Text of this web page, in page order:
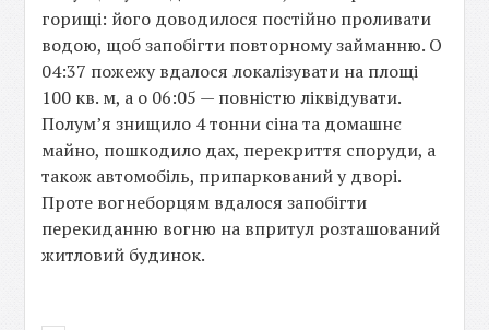
горищі: його доводилося постійно проливати
водою, щоб запобігти повторному займанню. О
04:37 пожежу вдалося локалізувати на площі
100 кв. м, а о 06:05 — повністю ліквідувати.
Полум’я знищило 4 тонни сіна та домашнє
майно, пошкодило дах, перекриття споруди, а
також автомобіль, припаркований у дворі.
Проте вогнеборцям вдалося запобігти
перекиданню вогню на впритул розташований
житловий будинок.